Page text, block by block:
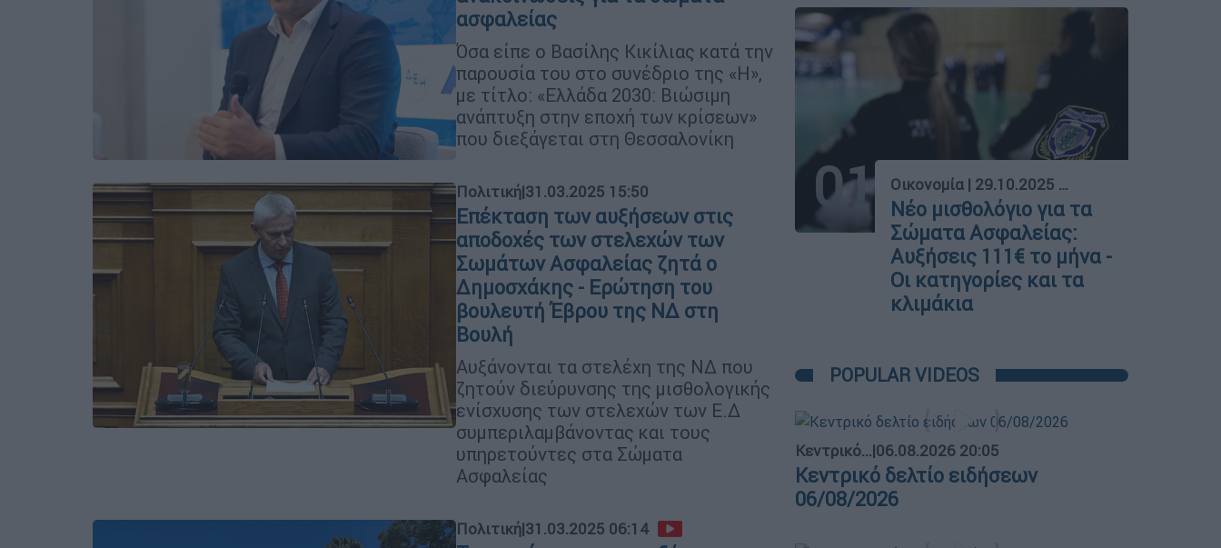
ασφαλείας
Όσα είπε ο Βασίλης Κικίλιας κατά την
παρουσία του στο συνέδριο της «Η»,
με τίτλο: «Ελλάδα 2030: Βιώσιμη
ανάπτυξη στην εποχή των κρίσεων»
που διεξάγεται στη Θεσσαλονίκη
Πολιτική|31.03.2025 15:50
Επέκταση των αυξήσεων στις
αποδοχές των στελεχών των
Σωμάτων Ασφαλείας ζητά ο
Δημοσχάκης - Ερώτηση του
βουλευτή Έβρου της ΝΔ στη
Βουλή
Αυξάνονται τα στελέχη της ΝΔ που
ζητούν διεύρυνσης της μισθολογικής
ενίσχυσης των στελεχών των Ε.Δ
συμπεριλαμβάνοντας και τους
υπηρετούντες στα Σώματα
Ασφαλείας
Πολιτική|31.03.2025 06:14
01 Οικονομία | 29.10.2025 08:19
Νέο μισθολόγιο για τα
Σώματα Ασφαλείας:
Αυξήσεις 111€ το μήνα -
Οι κατηγορίες και τα
κλιμάκια
POPULAR VIDEOS
Κεντρικό...|06.08.2026 20:05
Κεντρικό δελτίο ειδήσεων
06/08/2026